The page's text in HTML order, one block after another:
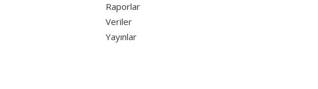
Raporlar
Veriler
Yayınlar